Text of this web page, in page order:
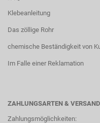
Klebeanleitung
Das zöllige Rohr
chemische Beständigkeit von
Im Falle einer Reklamation
ZAHLUNGSARTEN & VERSAND
Zahlungsmöglichkeiten: